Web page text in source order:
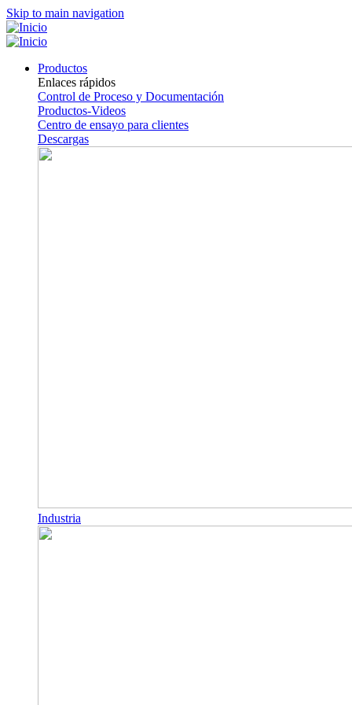
Skip to main navigation
Productos
Enlaces rápidos
Control de Proceso y Documentación
Productos-Videos
Centro de ensayo para clientes
Descargas
Industria